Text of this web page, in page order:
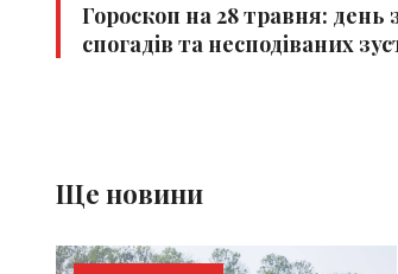
Гороскоп на 28 травня: день
спогадів та несподіваних
Ще новини